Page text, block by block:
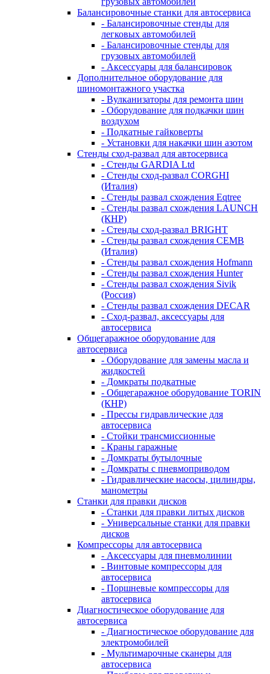
Балансировочные станки для автосервиса
- Балансировочные стенды для
легковых автомобилей
- Балансировочные стенды для
грузовых автомобилей
- Аксессуары для балансировок
Дополнительное оборудование для
шиномонтажного участка
- Вулканизаторы для ремонта шин
- Оборудование для подкачки шин
воздухом
- Подкатные гайковерты
- Установки для накачки шин азотом
Стенды сход-развал для автосервиса
- Стенды GARDIA Ltd
- Стенды сход-развал CORGHI
(Италия)
- Стенды развал схождения Eqtree
- Стенды развал схождения LAUNCH
(КНР)
- Стенды сход-развал BRIGHT
- Стенды развал схождения CEMB
(Италия)
- Стенды развал схождения Hofmann
- Стенды развал схождения Hunter
- Стенды развал схождения Sivik
(Россия)
- Стенды развал схождения DECAR
- Сход-развал, аксессуары для
автосервиса
Общегаражное оборудование для
автосервиса
- Оборудование для замены масла и
жидкостей
- Домкраты подкатные
- Общегаражное оборудование TORIN
(КНР)
- Прессы гидравлические для
автосервиса
- Стойки трансмиссионные
- Краны гаражные
- Домкраты бутылочные
- Домкраты с пневмоприводом
- Гидравлические насосы, цилиндры,
манометры
Станки для правки дисков
- Станки для правки литых дисков
- Универсальные станки для правки
дисков
Компрессоры для автосервиса
- Аксессуары для пневмолинии
- Винтовые компрессоры для
автосервиса
- Поршневые компрессоры для
автосервиса
Диагностическое оборудование для
автосервиса
- Диагностическое оборудование для
электромобилей
- Мультимарочные сканеры для
автосервиса